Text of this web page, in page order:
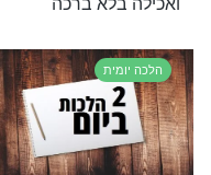
איך מקיימים את
בחגך''?